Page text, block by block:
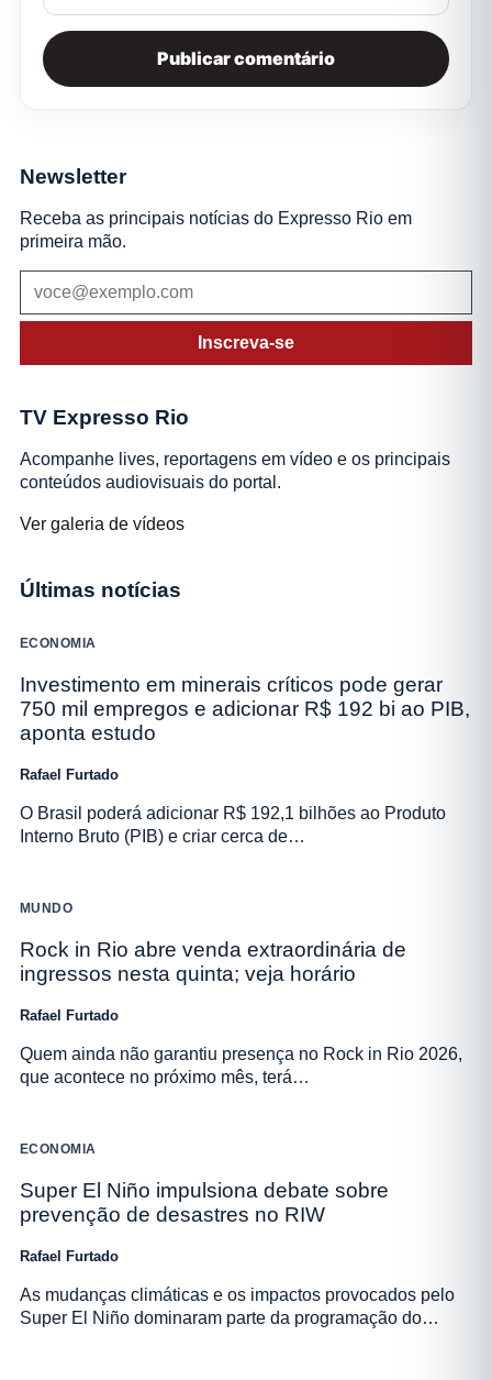
Newsletter
Receba as principais notícias do Expresso Rio em
primeira mão.
Inscreva-se
TV Expresso Rio
Acompanhe lives, reportagens em vídeo e os principais
conteúdos audiovisuais do portal.
Ver galeria de vídeos
Últimas notícias
ECONOMIA
Investimento em minerais críticos pode gerar
750 mil empregos e adicionar R$ 192 bi ao PIB,
aponta estudo
Rafael Furtado
O Brasil poderá adicionar R$ 192,1 bilhões ao Produto
Interno Bruto (PIB) e criar cerca de…
MUNDO
Rock in Rio abre venda extraordinária de
ingressos nesta quinta; veja horário
Rafael Furtado
Quem ainda não garantiu presença no Rock in Rio 2026,
que acontece no próximo mês, terá…
ECONOMIA
Super El Niño impulsiona debate sobre
prevenção de desastres no RIW
Rafael Furtado
As mudanças climáticas e os impactos provocados pelo
Super El Niño dominaram parte da programação do…